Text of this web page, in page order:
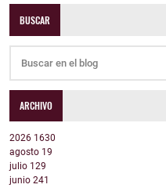
BUSCAR
ARCHIVO
2026 1630
agosto 19
julio 129
junio 241